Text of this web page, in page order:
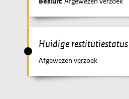
Huidige
Afgewezen verzoek